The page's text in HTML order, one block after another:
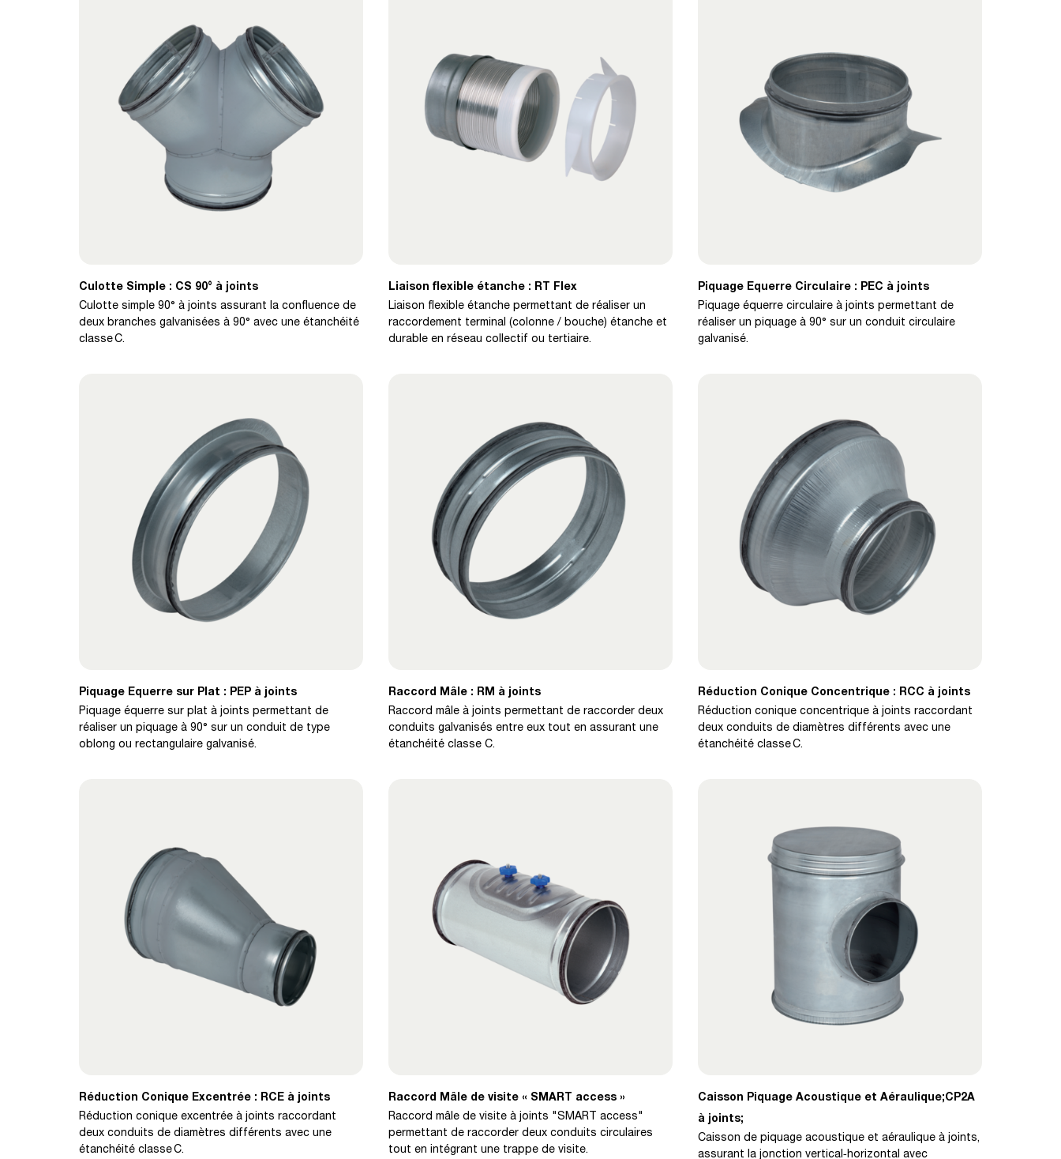
Culotte Simple : CS 90° à joints
Culotte simple 90° à joints assurant la confluence de
deux branches galvanisées à 90° avec une étanchéité
classe C.
Liaison flexible étanche : RT Flex
Liaison flexible étanche permettant de réaliser un
raccordement terminal (colonne / bouche) étanche et
durable en réseau collectif ou tertiaire.
Piquage Equerre Circulaire : PEC à joints
Piquage équerre circulaire à joints permettant de
réaliser un piquage à 90° sur un conduit circulaire
galvanisé.
Piquage Equerre sur Plat : PEP à joints
Piquage équerre sur plat à joints permettant de
réaliser un piquage à 90° sur un conduit de type
oblong ou rectangulaire galvanisé.
Raccord Mâle : RM à joints
Raccord mâle à joints permettant de raccorder deux
conduits galvanisés entre eux tout en assurant une
étanchéité classe C.
Réduction Conique Concentrique : RCC à joints
Réduction conique concentrique à joints raccordant
deux conduits de diamètres différents avec une
étanchéité classe C.
Réduction Conique Excentrée : RCE à joints
Réduction conique excentrée à joints raccordant
deux conduits de diamètres différents avec une
étanchéité classe C.
Raccord Mâle de visite « SMART access »
Raccord mâle de visite à joints "SMART access"
permettant de raccorder deux conduits circulaires
tout en intégrant une trappe de visite.
Caisson Piquage Acoustique et Aéraulique;CP2A
à joints;
Caisson de piquage acoustique et aéraulique à joints,
assurant la jonction vertical‑horizontal avec